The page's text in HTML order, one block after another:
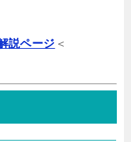
説ページ ＜